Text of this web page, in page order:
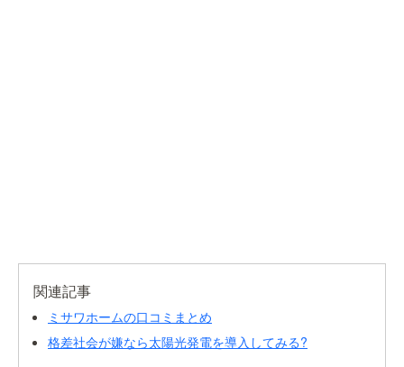
関連記事
ミサワホームの口コミまとめ
格差社会が嫌なら太陽光発電を導入してみる?